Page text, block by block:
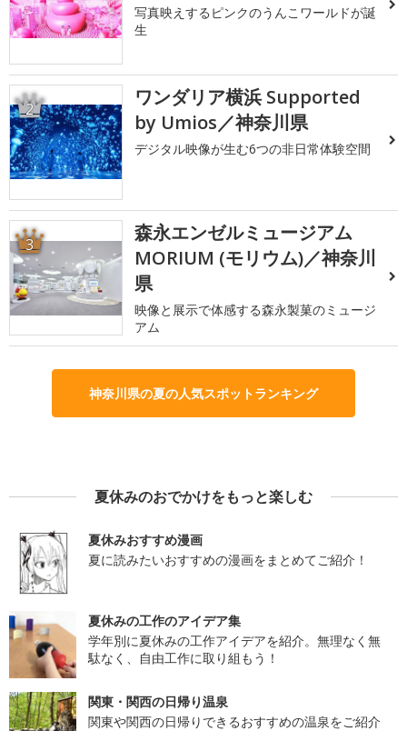
写真映えするピンクのうんこワールドが誕
生
2
ワンダリア横浜 Supported
by Umios／神奈川県
デジタル映像が生む6つの非日常体験空間
3
森永エンゼルミュージアム
MORIUM (モリウム)／神奈川
県
映像と展示で体感する森永製菓のミュージ
アム
神奈川県の夏の人気スポットランキング
夏休みのおでかけをもっと楽しむ
夏休みおすすめ漫画
夏に読みたいおすすめの漫画をまとめてご紹介！
夏休みの工作のアイデア集
学年別に夏休みの工作アイデアを紹介。無理なく無
駄なく、自由工作に取り組もう！
関東・関西の日帰り温泉
関東や関西の日帰りできるおすすめの温泉をご紹介